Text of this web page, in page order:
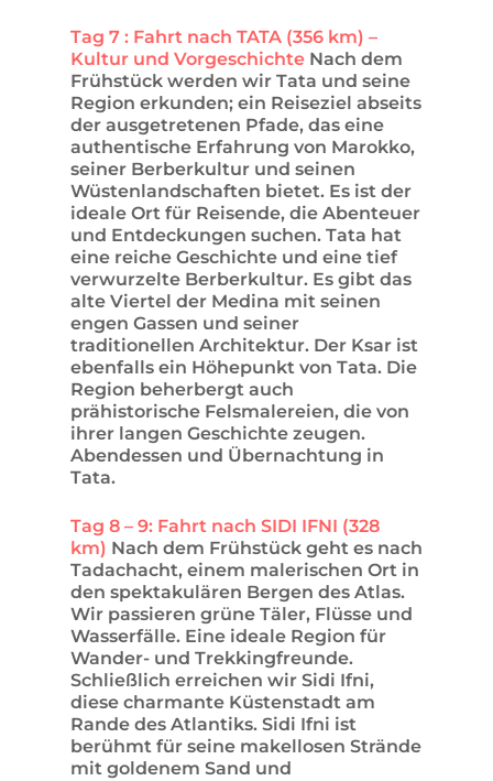
Tag 7 : Fahrt nach TATA (356 km) –
Kultur und Vorgeschichte Nach dem
Frühstück werden wir Tata und seine
Region erkunden; ein Reiseziel abseits
der ausgetretenen Pfade, das eine
authentische Erfahrung von Marokko,
seiner Berberkultur und seinen
Wüstenlandschaften bietet. Es ist der
ideale Ort für Reisende, die Abenteuer
und Entdeckungen suchen. Tata hat
eine reiche Geschichte und eine tief
verwurzelte Berberkultur. Es gibt das
alte Viertel der Medina mit seinen
engen Gassen und seiner
traditionellen Architektur. Der Ksar ist
ebenfalls ein Höhepunkt von Tata. Die
Region beherbergt auch
prähistorische Felsmalereien, die von
ihrer langen Geschichte zeugen.
Abendessen und Übernachtung in
Tata.
Tag 8 – 9: Fahrt nach SIDI IFNI (328
km) Nach dem Frühstück geht es nach
Tadachacht, einem malerischen Ort in
den spektakulären Bergen des Atlas.
Wir passieren grüne Täler, Flüsse und
Wasserfälle. Eine ideale Region für
Wander- und Trekkingfreunde.
Schließlich erreichen wir Sidi Ifni,
diese charmante Küstenstadt am
Rande des Atlantiks. Sidi Ifni ist
berühmt für seine makellosen Strände
mit goldenem Sand und